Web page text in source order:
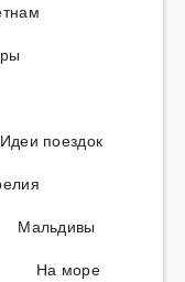
Идеи поездок
Мальдивы
На море